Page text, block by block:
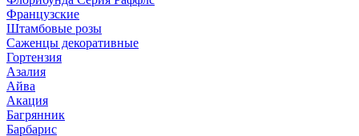
Французские
Штамбовые розы
Саженцы декоративные
Гортензия
Азалия
Айва
Акация
Багрянник
Барбарис